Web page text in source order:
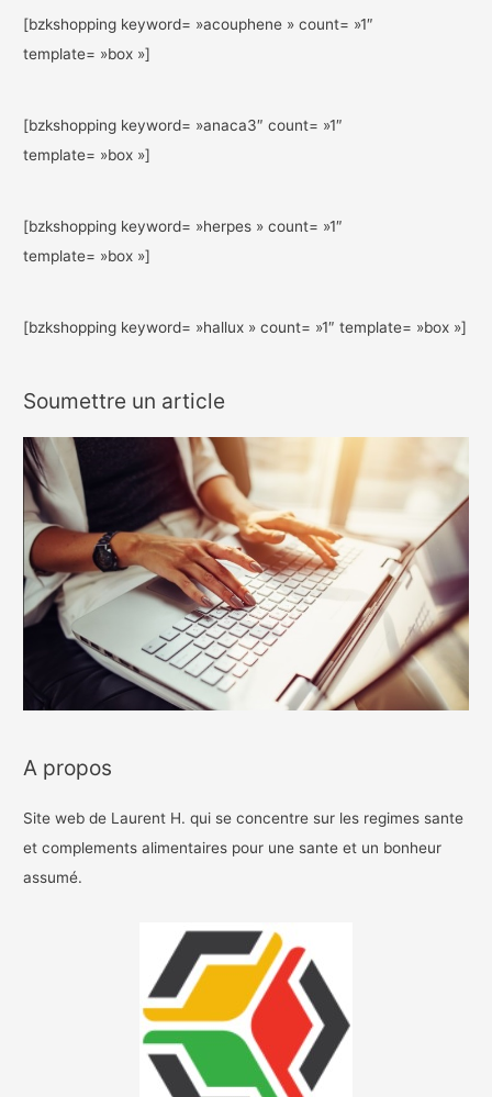
[bzkshopping keyword= »acouphene » count= »1″
template= »box »]
[bzkshopping keyword= »anaca3″ count= »1″
template= »box »]
[bzkshopping keyword= »herpes » count= »1″
template= »box »]
[bzkshopping keyword= »hallux » count= »1″ template= »box »]
Soumettre un article
A propos
Site web de Laurent H. qui se concentre sur les regimes sante
et complements alimentaires pour une sante et un bonheur
assumé.